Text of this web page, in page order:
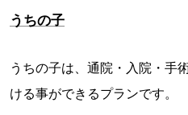
うちの子
うちの子は、通院・入院・手
ける事ができるプランです。